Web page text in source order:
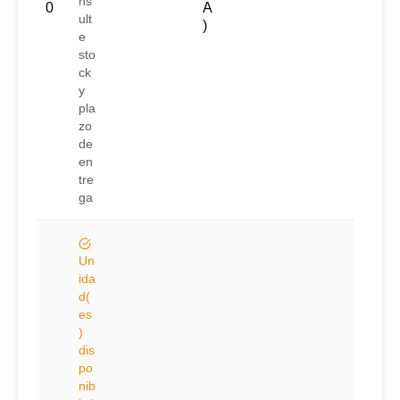
0
ult
e
sto
ck
y
pla
zo
de
en
tre
ga
A
)
Un
ida
d(
es
)
dis
po
nib